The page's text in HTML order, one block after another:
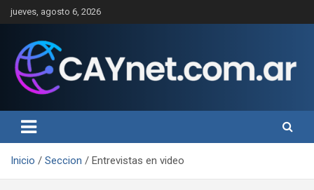
Saltar
al
jueves, agosto 6, 2026
Inicio Seccion Entrevistas en video